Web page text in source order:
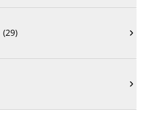
(29) 
